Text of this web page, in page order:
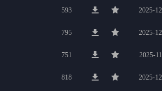
593 2025-
795 2025-
751 2025-
818 2025-